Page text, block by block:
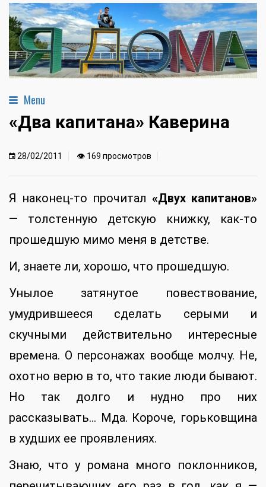
Menu
«Два капитана» Каверина
28/02/2011 👁 169 просмотров
Я наконец-то прочитал «Двух капитанов»
— толстенную детскую книжку, как-то
прошедшую мимо меня в детстве.
И, знаете ли, хорошо, что прошедшую.
Унылое затянутое повествование,
умудрившееся сделать серыми и
скучными действительно интересные
времена. О персонажах вообще молчу. Не,
охотно верю в то, что такие люди бывают.
Но так долго и нудно про них
рассказывать… Мда. Короче, горьковщина
в худших ее проявлениях.
Знаю, что у романа много поклонников,